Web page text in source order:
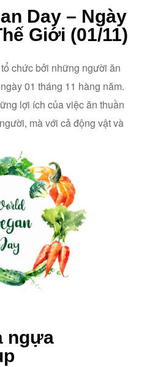
Day – Ngày
Giới (01/11)
chức bởi những người ăn
01 tháng 11 hàng năm.
lợi ích của việc ăn thuần
mà với cả động vật và
ngựa